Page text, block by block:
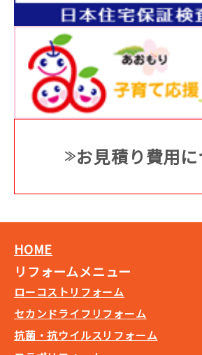
お見積り費用
HOME
リフォームメニュー
ローコストリフォーム
セカンドライフリフォーム
抗菌・抗ウイルスリフォーム